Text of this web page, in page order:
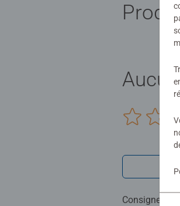
Consignes